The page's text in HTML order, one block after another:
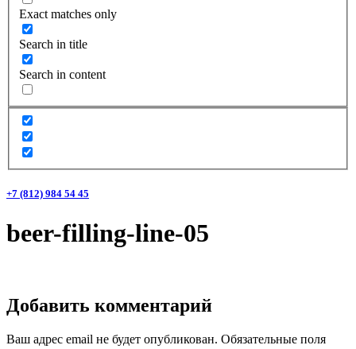
Exact matches only
Search in title
Search in content
+7 (812) 984 54 45
beer-filling-line-05
Добавить комментарий
Ваш адрес email не будет опубликован. Обязательные поля